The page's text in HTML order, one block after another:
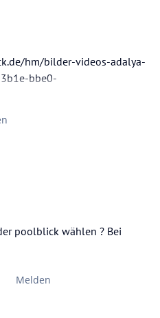
hm/bilder-videos-adalya-
bbe0-
picture/mediaId/d740daa7-
poolblick wählen ? Bei
Melden